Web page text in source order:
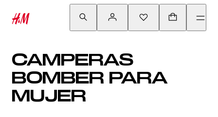
CAMPERAS
BOMBER PARA
MUJER